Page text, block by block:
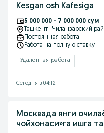
Kesgan osh Kafesiga
5 000 000 - 7 000 000 сум
Ташкент, Чиланзарский
Постоянная работа
Работа на полную ставку
Удалённая работа
Сегодня в 04:12
Москвада янги
чойхонаси»га ишга